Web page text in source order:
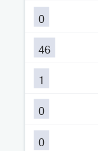
0
46
1
0
0